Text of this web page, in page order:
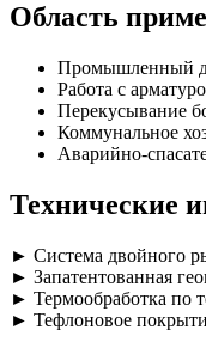
Область
Промышленный
Работа с
Перекусывание
Коммунальное
Аварийно-
Технические
► Система двойного
► Запатентованная
► Термообработка по
► Тефлоновое